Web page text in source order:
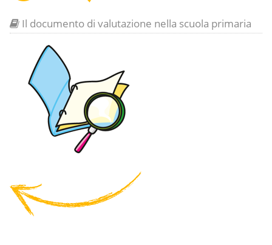
Il documento di valutazione nella scuola primaria